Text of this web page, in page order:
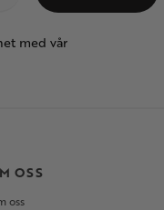
med vår
OSS
oss